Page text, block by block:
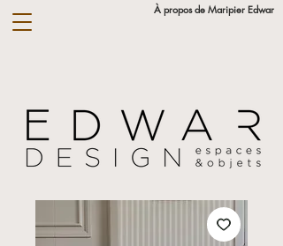
À propos de Maripier Edwar